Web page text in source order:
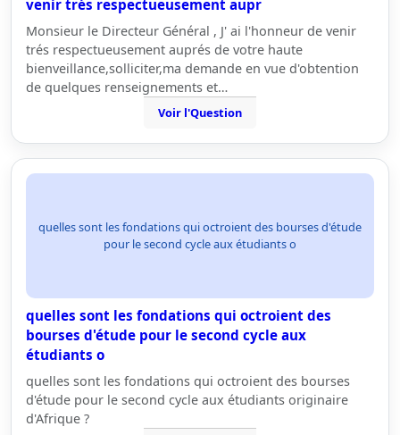
venir trés respectueusement aupr
Monsieur le Directeur Général , J' ai l'honneur de venir
trés respectueusement auprés de votre haute
bienveillance,solliciter,ma demande en vue d'obtention
de quelques renseignements et…
Voir l'Question
quelles sont les fondations qui octroient des bourses d'étude
pour le second cycle aux étudiants o
quelles sont les fondations qui octroient des
bourses d'étude pour le second cycle aux
étudiants o
quelles sont les fondations qui octroient des bourses
d'étude pour le second cycle aux étudiants originaire
d'Afrique ?